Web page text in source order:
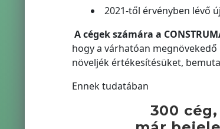
2021-től érvényben lévő
A cégek számára a
hogy a várhatóan
növeljék értékesítésüket,
Ennek tudatában
300